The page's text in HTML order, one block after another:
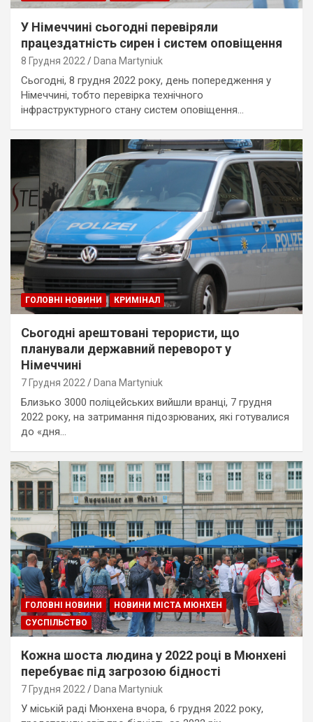
У Німеччині сьогодні перевіряли
працездатність сирен і систем оповіщення
8 Грудня 2022 Dana Martyniuk
Сьогодні, 8 грудня 2022 року, день попередження у
Німеччині, тобто перевірка технічного
інфраструктурного стану систем оповіщення…
ГОЛОВНІ НОВИНИ КРИМІНАЛ
Сьогодні арештовані терористи, що
планували державний переворот у
Німеччині
7 Грудня 2022 Dana Martyniuk
Близько 3000 поліцейських вийшли вранці, 7 грудня
2022 року, на затримання підозрюваних, які готувалися
до «дня…
ГОЛОВНІ НОВИНИ
НОВИНИ МІСТА МЮНХЕН
СУСПІЛЬСТВО
Кожна шоста людина у 2022 році в Мюнхені
перебуває під загрозою бідності
7 Грудня 2022 Dana Martyniuk
У міській раді Мюнхена вчора, 6 грудня 2022 року,